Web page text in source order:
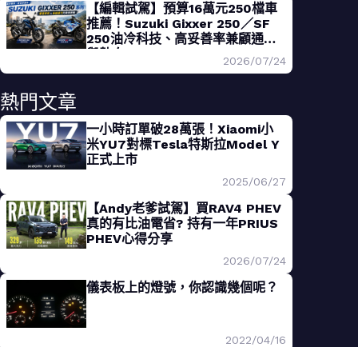
【編輯試駕】預算16萬元250檔車
推薦！Suzuki Gixxer 250／SF
250油冷科技、高妥善率兼顧通勤
與熱血
2026/07/24
熱門文章
一小時訂單破28萬張！Xiaomi小
米YU7對標Tesla特斯拉Model Y
正式上市
2025/06/27
【Andy老爹試駕】買RAV4 PHEV
真的有比油電省? 持有一年PRIUS
PHEV心得分享
2026/07/24
儀表板上的燈號，你認識幾個呢？
2022/04/16